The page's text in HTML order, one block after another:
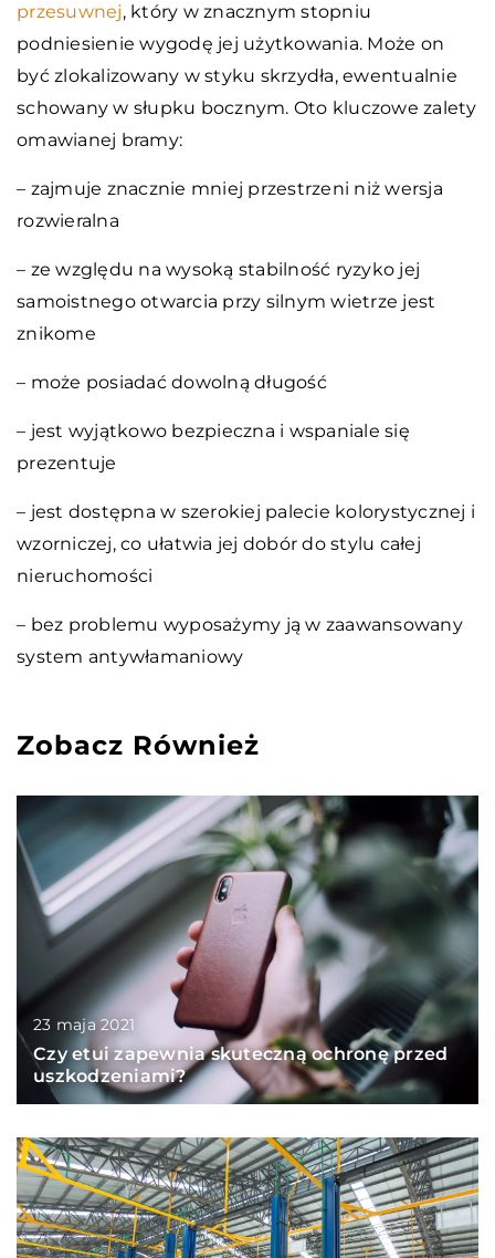
przesuwnej, który w znacznym stopniu
podniesienie wygodę jej użytkowania. Może on
być zlokalizowany w styku skrzydła, ewentualnie
schowany w słupku bocznym. Oto kluczowe zalety
omawianej bramy:
– zajmuje znacznie mniej przestrzeni niż wersja
rozwieralna
– ze względu na wysoką stabilność ryzyko jej
samoistnego otwarcia przy silnym wietrze jest
znikome
– może posiadać dowolną długość
– jest wyjątkowo bezpieczna i wspaniale się
prezentuje
– jest dostępna w szerokiej palecie kolorystycznej i
wzorniczej, co ułatwia jej dobór do stylu całej
nieruchomości
– bez problemu wyposażymy ją w zaawansowany
system antywłamaniowy
Zobacz Również
23 maja 2021
Czy etui zapewnia skuteczną ochronę przed
uszkodzeniami?